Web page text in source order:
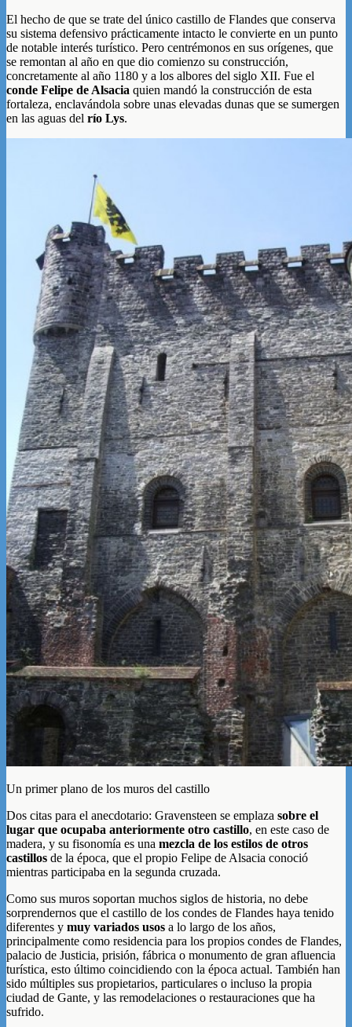
El hecho de que se trate del único castillo de Flandes que conserva
su sistema defensivo prácticamente intacto le convierte en un punto
de notable interés turístico. Pero centrémonos en sus orígenes, que
se remontan al año en que dio comienzo su construcción,
concretamente al año 1180 y a los albores del siglo XII. Fue el
conde Felipe de Alsacia quien mandó la construcción de esta
fortaleza, enclavándola sobre unas elevadas dunas que se sumergen
en las aguas del río Lys.
Un primer plano de los muros del castillo
Dos citas para el anecdotario: Gravensteen se emplaza sobre el
lugar que ocupaba anteriormente otro castillo, en este caso de
madera, y su fisonomía es una mezcla de los estilos de otros
castillos de la época, que el propio Felipe de Alsacia conoció
mientras participaba en la segunda cruzada.
Como sus muros soportan muchos siglos de historia, no debe
sorprendernos que el castillo de los condes de Flandes haya tenido
diferentes y muy variados usos a lo largo de los años,
principalmente como residencia para los propios condes de Flandes,
palacio de Justicia, prisión, fábrica o monumento de gran afluencia
turística, esto último coincidiendo con la época actual. También han
sido múltiples sus propietarios, particulares o incluso la propia
ciudad de Gante, y las remodelaciones o restauraciones que ha
sufrido.